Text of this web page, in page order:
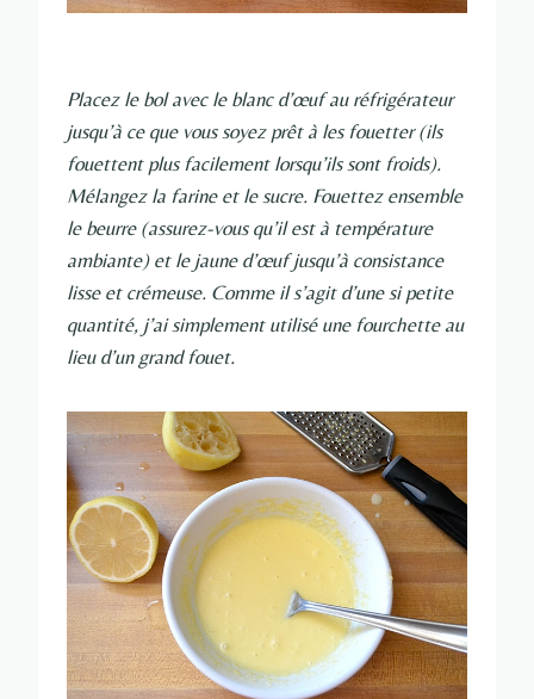
Placez le bol avec le blanc d’œuf au réfrigérateur
jusqu’à ce que vous soyez prêt à les fouetter (ils
fouettent plus facilement lorsqu’ils sont froids).
Mélangez la farine et le sucre. Fouettez ensemble
le beurre (assurez-vous qu’il est à température
ambiante) et le jaune d’œuf jusqu’à consistance
lisse et crémeuse. Comme il s’agit d’une si petite
quantité, j’ai simplement utilisé une fourchette au
lieu d’un grand fouet.